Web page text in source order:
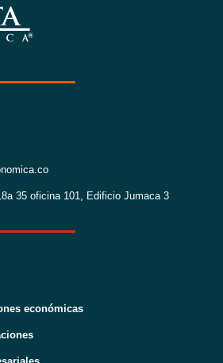
35 oficina 101, Edificio Jumaca 3
económicas